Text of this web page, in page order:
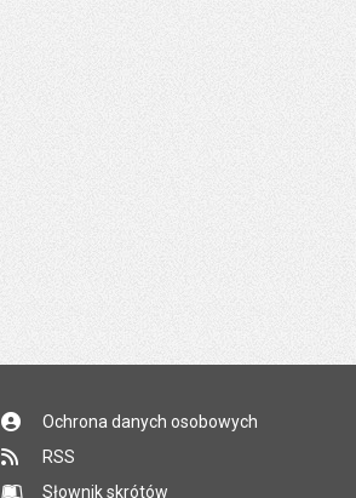
Ochrona danych osobowych
RSS
Słownik skrótów